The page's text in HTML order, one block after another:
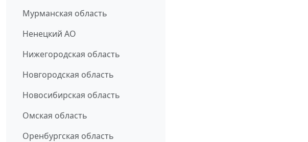
Мурманская область
Ненецкий АО
Нижегородская область
Новгородская область
Новосибирская область
Омская область
Оренбургская область